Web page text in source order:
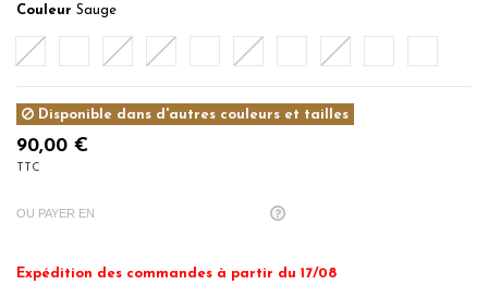
Couleur Sauge
Blanc Miel Corde AuburnPétale Sauge
Disponible dans d'autres couleurs et tailles
90,00 €
TTC
OU PAYER EN
Expédition des commandes à partir du 17/08